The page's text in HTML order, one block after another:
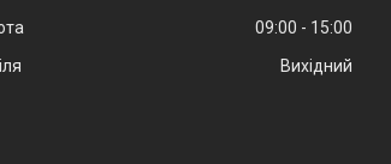
09:00
15:00
Вихідний